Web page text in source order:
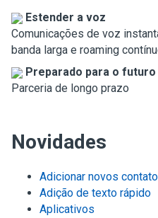
Estender a voz
Comunicações de voz
banda larga e roaming
Preparado para o futuro
Parceria de longo prazo
Novidades
Adicionar novos
Adição de texto rápido
Aplicativos